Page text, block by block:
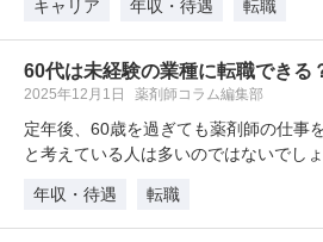
キャリア
年収・待遇 転職
60代は未経験の業種に転職できる
2025年12月1日 薬剤師コラム編集部
定年後、60歳を過ぎても薬剤師の仕事
と考えている人は多いのではないでしょ
年収・待遇
転職